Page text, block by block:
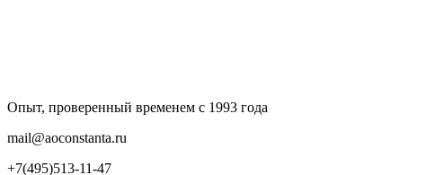
Опыт, проверенный временем с 1993 года
mail@aoconstanta.ru
+7(495)513-11-47